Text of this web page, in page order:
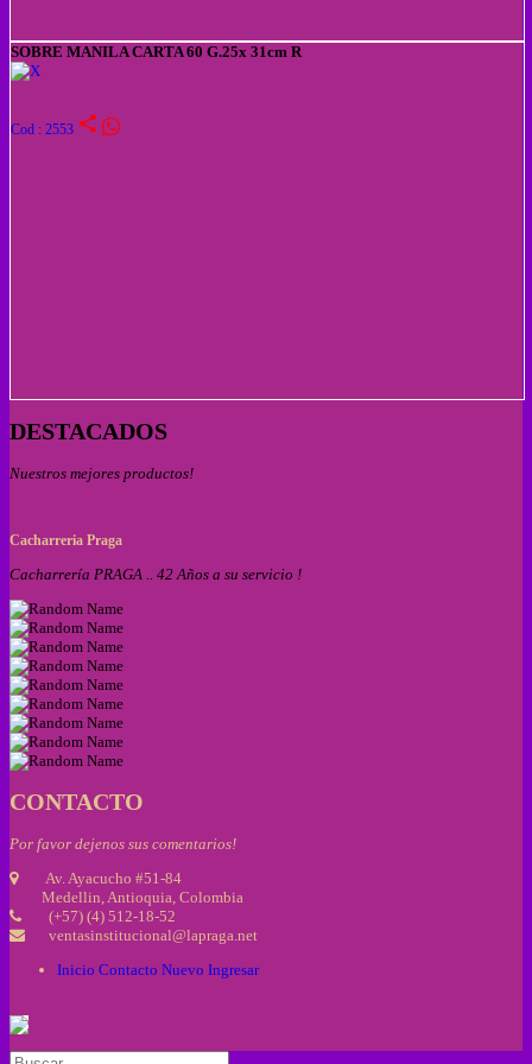
SOBRE MANILA CARTA 60 G.25x 31cm R
Cod : 2553 share
DESTACADOS
Nuestros mejores productos!
Cacharreria Praga
Cacharrería PRAGA .. 42 Años a su servicio !
CONTACTO
Por favor dejenos sus comentarios!
Av. Ayacucho #51-84
Medellin, Antioquia, Colombia
(+57) (4) 512-18-52
ventasinstitucional@lapraga.net
Inicio Contacto Nuevo Ingresar